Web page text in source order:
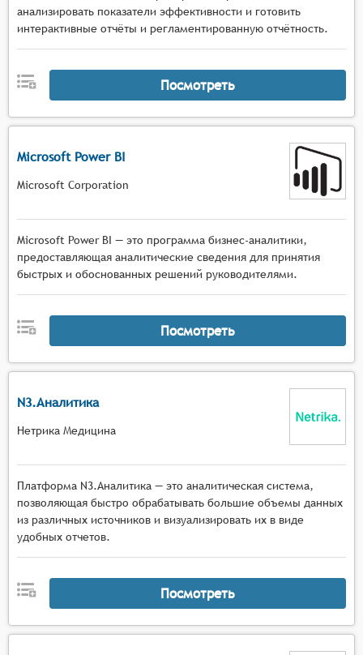
анализировать показатели эффективности и готовить
интерактивные отчёты и регламентированную отчётность.
Посмотреть
Microsoft Power BI
Microsoft Corporation
Microsoft Power BI — это программа бизнес-аналитики,
предоставляющая аналитические сведения для принятия
быстрых и обоснованных решений руководителями.
Посмотреть
N3.Аналитика
Нетрика Медицина
Платформа N3.Аналитика — это аналитическая система,
позволяющая быстро обрабатывать большие объемы данных
из различных источников и визуализировать их в виде
удобных отчетов.
Посмотреть